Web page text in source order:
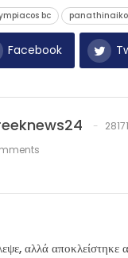
bc
Facebook
αλλά αποκλείστηκε